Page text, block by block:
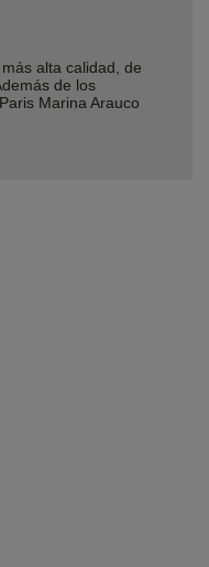
alta calidad, de
de los
Marina Arauco